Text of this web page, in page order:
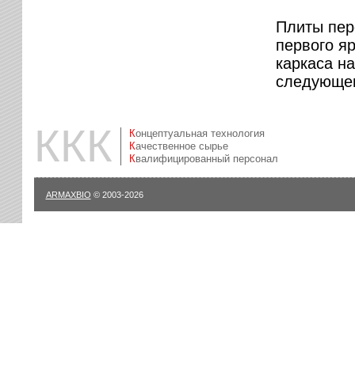
Плиты
первого
каркаса
ККК
Концептуальная технология
Качественное сырье
Квалифицированный персонал
ARMAXBIO © 2003-2026